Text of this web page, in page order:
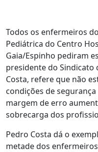
Todos os enfermeiros
Pediátrica do Centro
Gaia/Espinho pediram
presidente do Sindicato
Costa, refere que não
condições de
margem de erro
sobrecarga dos
Pedro Costa dá o
metade dos